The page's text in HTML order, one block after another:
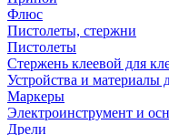
Флюс
Пистолеты, стержни
Пистолеты
Стержень клеевой для
Устройства и материалы
Маркеры
Электроинструмент и
Дрели